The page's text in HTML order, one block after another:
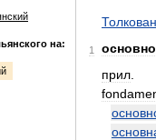
на:
1
прил